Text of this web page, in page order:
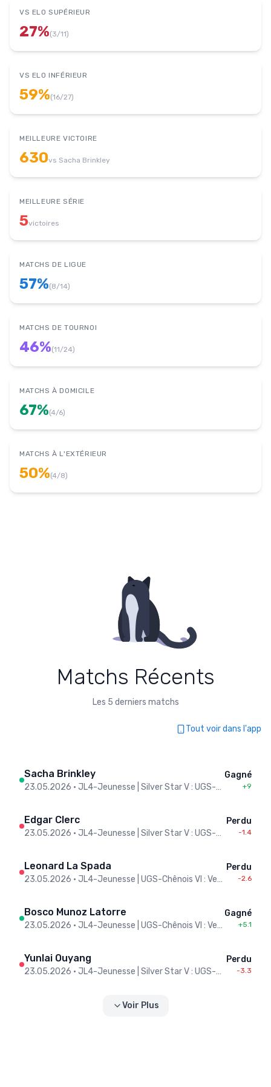
VS ELO SUPÉRIEUR
27%(3/11)
VS ELO INFÉRIEUR
59%(16/27)
MEILLEURE VICTOIRE
630vs Sacha Brinkley
MEILLEURE SÉRIE
5victoires
MATCHS DE LIGUE
57%(8/14)
MATCHS DE TOURNOI
46%(11/24)
MATCHS À DOMICILE
67%(4/6)
MATCHS À L'EXTÉRIEUR
50%(4/8)
Matchs Récents
Les 5 derniers matchs
Tout voir dans l'app
Sacha Brinkley
23.05.2026 • JL4-Jeunesse | Silver Star V : UGS-Chênois VI
Gagné
+9
Edgar Clerc
23.05.2026 • JL4-Jeunesse | Silver Star V : UGS-Chênois VI
Perdu
-1.4
Leonard La Spada
23.05.2026 • JL4-Jeunesse | UGS-Chênois VI : Veyrier II
Perdu
-2.6
Bosco Munoz Latorre
23.05.2026 • JL4-Jeunesse | UGS-Chênois VI : Veyrier II
Gagné
+5.1
Yunlai Ouyang
23.05.2026 • JL4-Jeunesse | Silver Star V : UGS-Chênois VI
Perdu
-3.3
Voir Plus